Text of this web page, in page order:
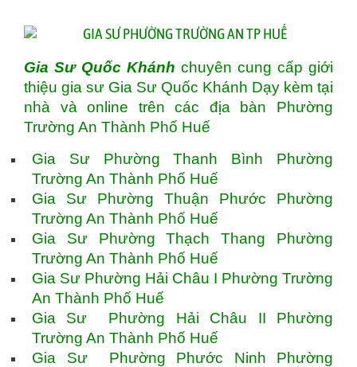
Gia Sư Quốc Khánh chuyên cung cấp giới
thiệu gia sư Gia Sư Quốc Khánh Dạy kèm tại
nhà và online trên các địa bàn Phường
Trường An Thành Phố Huế
Gia Sư Phường Thanh Bình Phường
Trường An Thành Phố Huế
Gia Sư Phường Thuận Phước Phường
Trường An Thành Phố Huế
Gia Sư Phường Thạch Thang Phường
Trường An Thành Phố Huế
Gia Sư Phường Hải Châu I Phường Trường
An Thành Phố Huế
Gia Sư Phường Hải Châu II Phường
Trường An Thành Phố Huế
Gia Sư Phường Phước Ninh Phường